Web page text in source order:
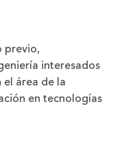
previo,
interesados
área de la
en tecnologías